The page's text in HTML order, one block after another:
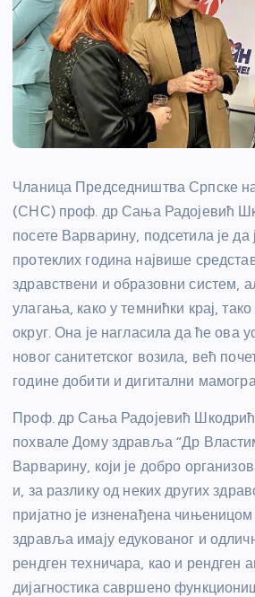
Чланица Председништва Српске
(СНС) проф. др Сања Радојевић
посете Варварину, подсетила је да
протеклих година највише
здравствени и образовни систем,
улагања, како у темнићки крај,
округ. Она је нагласила да ће ова
новог санитетског возила, већ
године добити и дигитални
Проф. др Сања Радојевић Шкодрић
похвале Дому здравља “Др
Варварину, који је добро
и, за разлику од неких других
пријатно је изненађена
здравља имају едукованог и
рендген техничара, као и рендген
дијагностика савршено